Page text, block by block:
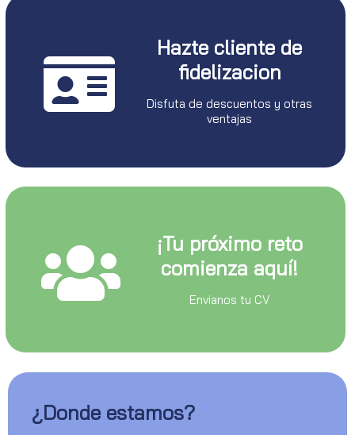
Hazte cliente de
fidelizacion
Disfuta de descuentos y otras
ventajas
¡Tu próximo reto
comienza aquí!
Envianos tu CV
¿Donde estamos?